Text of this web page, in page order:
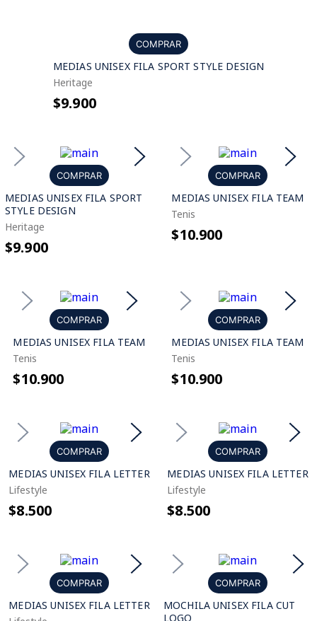
COMPRAR
MEDIAS UNISEX FILA SPORT STYLE DESIGN
Heritage
$9.900
COMPRAR
MEDIAS UNISEX FILA SPORT
STYLE DESIGN
Heritage
$9.900
COMPRAR
MEDIAS UNISEX FILA TEAM
Tenis
$10.900
COMPRAR
MEDIAS UNISEX FILA TEAM
Tenis
$10.900
COMPRAR
MEDIAS UNISEX FILA TEAM
Tenis
$10.900
COMPRAR
MEDIAS UNISEX FILA LETTER
Lifestyle
$8.500
COMPRAR
MEDIAS UNISEX FILA LETTER
Lifestyle
$8.500
COMPRAR
MEDIAS UNISEX FILA LETTER
COMPRAR
MOCHILA UNISEX FILA CUT
LOGO